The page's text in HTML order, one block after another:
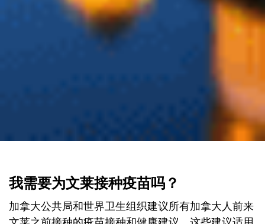
我需要为文莱接种疫苗吗？
加拿大公共局和世界卫生组织建议所有加拿大人前来